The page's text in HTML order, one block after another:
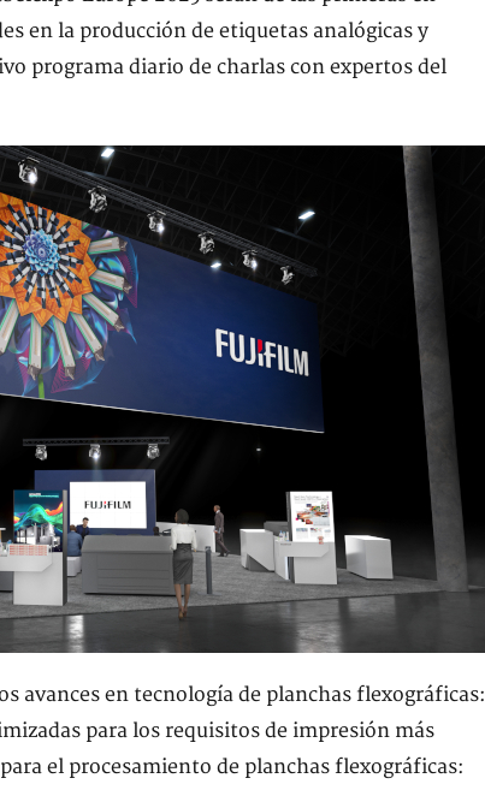
en la producción de etiquetas analógicas y
programa diario de charlas con expertos del
avances en tecnología de planchas flexográficas:
para los requisitos de impresión más
el procesamiento de planchas flexográficas: